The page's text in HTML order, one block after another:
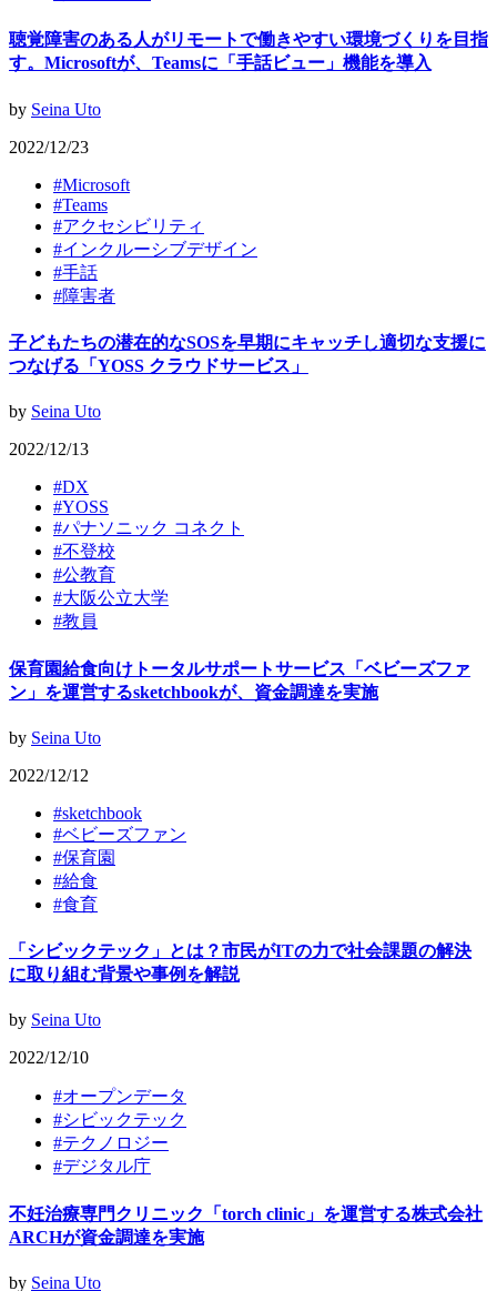
聴覚障害のある人がリモートで働きやすい環境づくりを目指
す。Microsoftが、Teamsに「手話ビュー」機能を導入
by Seina Uto
2022/12/23
#Microsoft
#Teams
#アクセシビリティ
#インクルーシブデザイン
#手話
#障害者
子どもたちの潜在的なSOSを早期にキャッチし適切な支援に
つなげる「YOSS クラウドサービス」
by Seina Uto
2022/12/13
#DX
#YOSS
#パナソニック コネクト
#不登校
#公教育
#大阪公立大学
#教員
保育園給食向けトータルサポートサービス「ベビーズファ
ン」を運営するsketchbookが、資金調達を実施
by Seina Uto
2022/12/12
#sketchbook
#ベビーズファン
#保育園
#給食
#食育
「シビックテック」とは？市民がITの力で社会課題の解決
に取り組む背景や事例を解説
by Seina Uto
2022/12/10
#オープンデータ
#シビックテック
#テクノロジー
#デジタル庁
不妊治療専門クリニック「torch clinic」を運営する株式会社
ARCHが資金調達を実施
by Seina Uto